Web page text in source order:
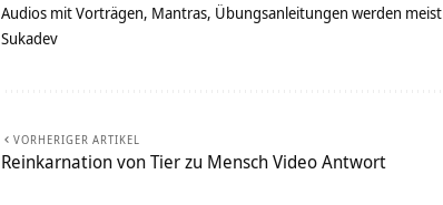
Audios mit Vorträgen, Mantras, Übungsanleitungen werden
Sukadev
VORHERIGER ARTIKEL
Reinkarnation von Tier zu Mensch Video Antwort